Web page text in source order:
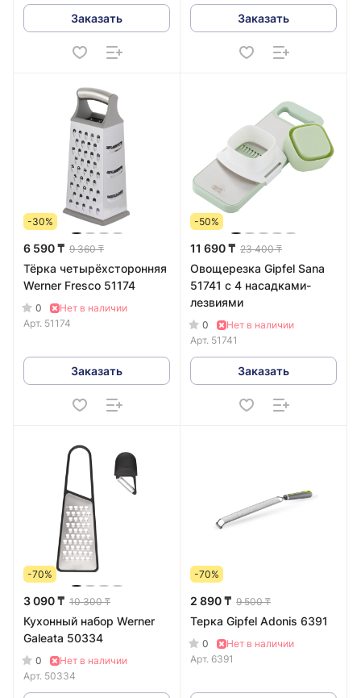
Заказать Заказать
-30%
6 590 ₸ 9 360 ₸
Тёрка четырёхсторонняя
Werner Fresco 51174
0
Нет в наличии
Арт. 51174
Заказать
-50%
11 690 ₸ 23 400 ₸
Овощерезка Gipfel Sana
51741 с 4 насадками-
лезвиями
0
Нет в наличии
Арт. 51741
Заказать
-70%
3 090 ₸ 10 300 ₸
Куxонный набор Werner
Galeata 50334
0
Нет в наличии
Арт. 50334
-70%
2 890 ₸ 9 500 ₸
Терка Gipfel Adonis 6391
0
Нет в наличии
Арт. 6391